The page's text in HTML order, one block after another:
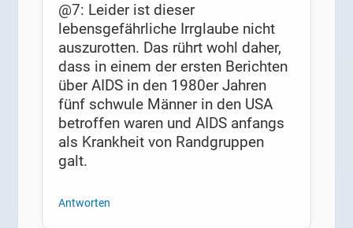
@7: Leider ist dieser
lebensgefährliche Irrglaube nicht
auszurotten. Das rührt wohl daher,
dass in einem der ersten Berichten
über AIDS in den 1980er Jahren
fünf schwule Männer in den USA
betroffen waren und AIDS anfangs
als Krankheit von Randgruppen
galt.
Antworten